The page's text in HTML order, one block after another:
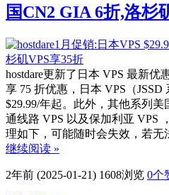
国CN2 GIA 6折,洛杉
hostdare更新了日本 VPS 最新优
享 75 折优惠，日本 VPS（
$29.99/年起。此外，其他系列
通线路 VPS 以及保加利亚 VPS
理如下，可能随时会失效，若
继续阅读 »
2年前 (2025-01-21) 1608浏览 0个